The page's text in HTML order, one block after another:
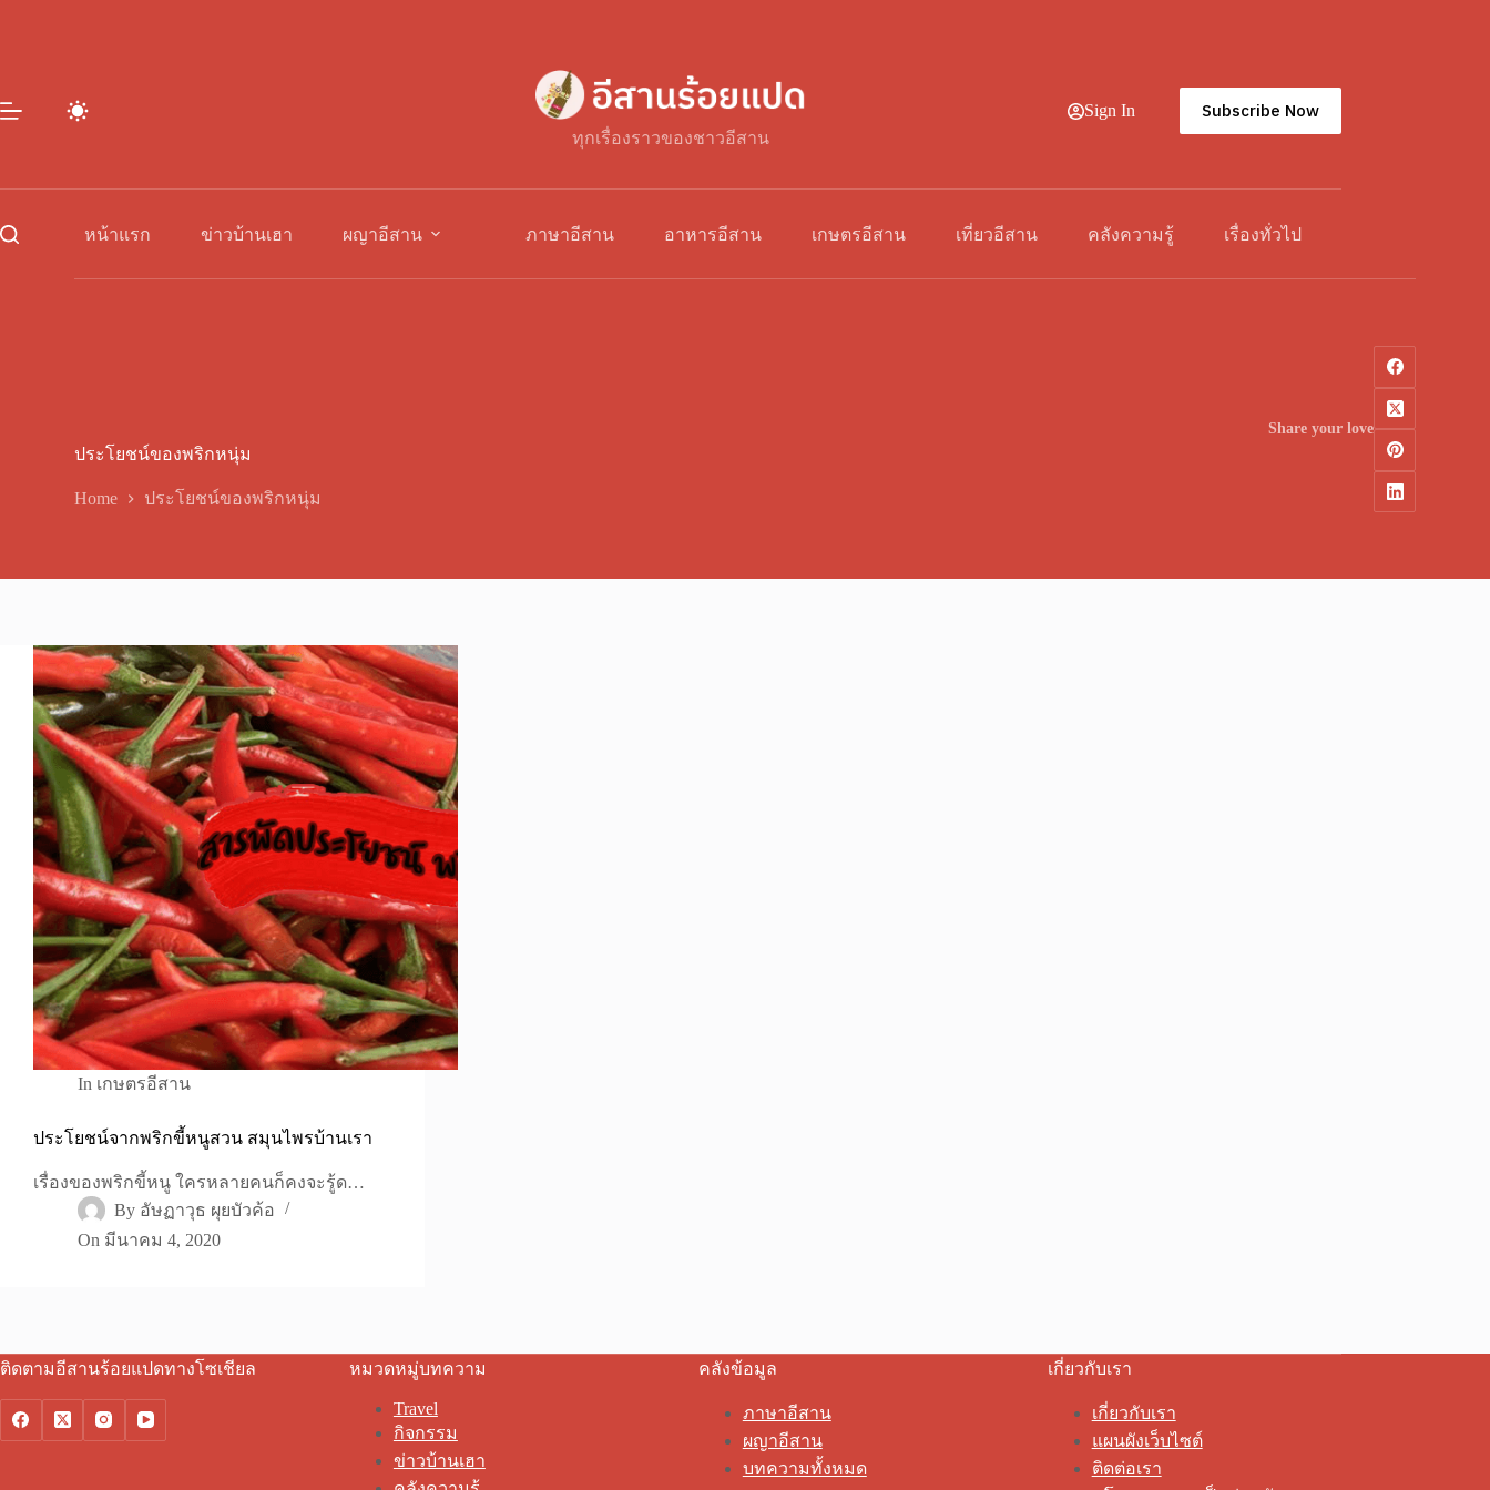
ทุกเรื่องราวของชาวอีสาน
Sign In Subscribe Now
หน้าแรก ข่าวบ้านเฮา ผญาอีสาน ภาษาอีสาน อาหารอีสาน เกษตรอีสาน เที่ยวอีสาน คลังความรู้ เรื่องทั่วไป
ประโยชน์ของพริกหนุ่ม
Home ประโยชน์ของพริกหนุ่ม
Share your love
In เกษตรอีสาน
ประโยชน์จากพริกขี้หนูสวน สมุนไพรบ้านเรา
เรื่องของพริกขี้หนู ใครหลายคนก็คงจะรู้ด…
By อัษฏาวุธ ผุยบัวค้อ
On มีนาคม 4, 2020
ติดตามอีสานร้อยแปดทางโซเชียล หมวดหมู่บทความ
Travel
กิจกรรม
ข่าวบ้านเฮา
คลังข้อมูล
ภาษาอีสาน
ผญาอีสาน
บทความทั้งหมด
เกี่ยวกับเรา
เกี่ยวกับเรา
แผนผังเว็บไซต์
ติดต่อเรา